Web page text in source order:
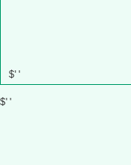
$' '
$' '